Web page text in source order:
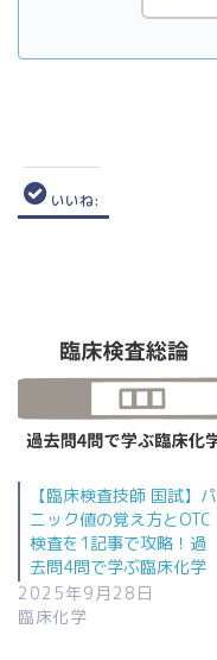
いいね:
【臨床検査技師 国試】パ
ニック値の覚え方とOTC
検査を1記事で攻略！過
去問4問で学ぶ臨床化学
2025年9月28日
臨床化学